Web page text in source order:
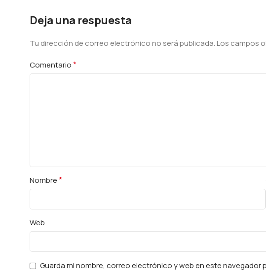
Deja una respuesta
Tu dirección de correo electrónico no será publicada.Los campos
Comentario*
Nombre*
Web
Guarda mi nombre, correo electrónico y web en este navegador
Alternative: